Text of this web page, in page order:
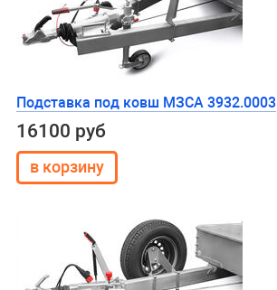
Подставка под ковш МЗСА 3932.0003
16100 руб